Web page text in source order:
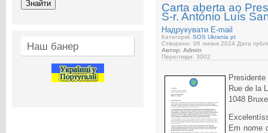
Наш банер
Carta aberta ao
S-r. António Luís
Надрукувати E-mail
Категорія: SOS Ukrania pt
Створено: 06 липня 2024 Дата
Автор: Admin
Перегляди: 3002
Rue de la
1048
Em nome